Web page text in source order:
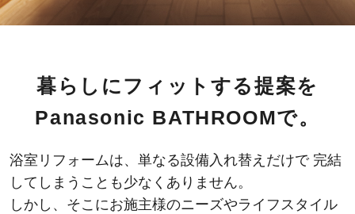
暮らしにフィットする提案を
Panasonic BATHROOMで。
浴室リフォームは、単なる設備入れ替えだけで完結
してしまうことも少なくありません。
しかし、そこにお施主様のニーズやライフスタイル